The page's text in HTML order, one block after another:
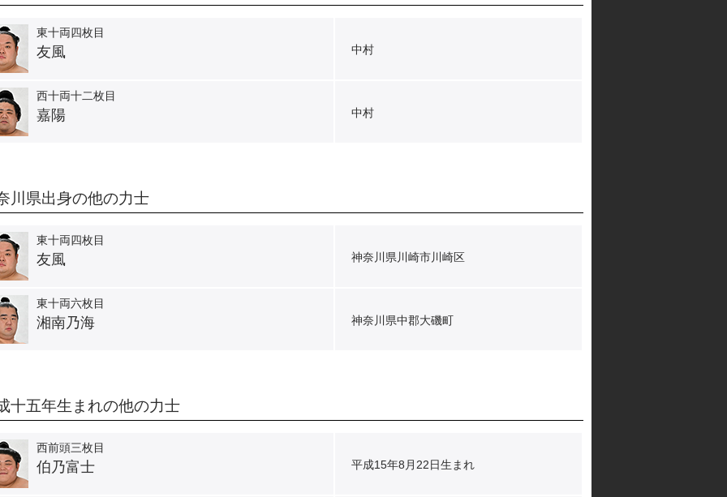
東十両四枚目
友風 中村
西十両十二枚目
嘉陽 中村
川県出身の他の力士
東十両四枚目
友風 神奈川県川崎市川崎区
東十両六枚目
湘南乃海 神奈川県中郡大磯町
十五年生まれの他の力士
西前頭三枚目
伯乃富士 平成15年8月22日生まれ